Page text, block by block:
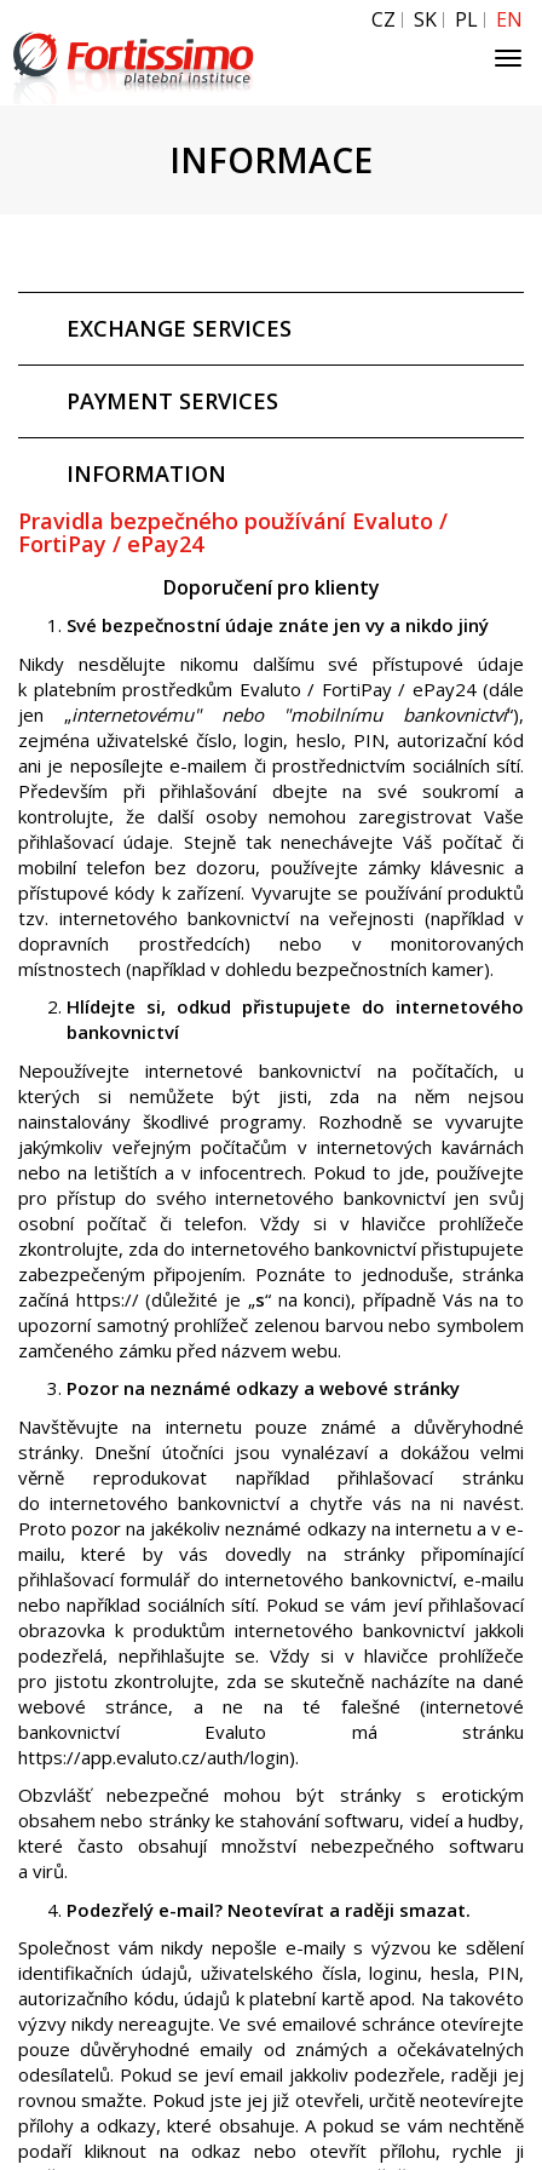
CZ SK PL EN
INFORMACE
EXCHANGE SERVICES
PAYMENT SERVICES
INFORMATION
Pravidla bezpečného používání Evaluto /
FortiPay / ePay24
Doporučení pro klienty
Své bezpečnostní údaje znáte jen vy a nikdo jiný
Nikdy nesdělujte nikomu dalšímu své přístupové údaje
k platebním prostředkům Evaluto / FortiPay / ePay24 (dále
jen „internetovému" nebo "mobilnímu bankovnictví“),
zejména uživatelské číslo, login, heslo, PIN, autorizační kód
ani je neposílejte e-mailem či prostřednictvím sociálních sítí.
Především při přihlašování dbejte na své soukromí a
kontrolujte, že další osoby nemohou zaregistrovat Vaše
přihlašovací údaje. Stejně tak nenechávejte Váš počítač či
mobilní telefon bez dozoru, používejte zámky klávesnic a
přístupové kódy k zařízení. Vyvarujte se používání produktů
tzv. internetového bankovnictví na veřejnosti (například v
dopravních prostředcích) nebo v monitorovaných
místnostech (například v dohledu bezpečnostních kamer).
Hlídejte si, odkud přistupujete do internetového
bankovnictví
Nepoužívejte internetové bankovnictví na počítačích, u
kterých si nemůžete být jisti, zda na něm nejsou
nainstalovány škodlivé programy. Rozhodně se vyvarujte
jakýmkoliv veřejným počítačům v internetových kavárnách
nebo na letištích a v infocentrech. Pokud to jde, používejte
pro přístup do svého internetového bankovnictví jen svůj
osobní počítač či telefon. Vždy si v hlavičce prohlížeče
zkontrolujte, zda do internetového bankovnictví přistupujete
zabezpečeným připojením. Poznáte to jednoduše, stránka
začíná https:// (důležité je „s“ na konci), případně Vás na to
upozorní samotný prohlížeč zelenou barvou nebo symbolem
zamčeného zámku před názvem webu.
Pozor na neznámé odkazy a webové stránky
Navštěvujte na internetu pouze známé a důvěryhodné
stránky. Dnešní útočníci jsou vynalézaví a dokážou velmi
věrně reprodukovat například přihlašovací stránku
do internetového bankovnictví a chytře vás na ni navést.
Proto pozor na jakékoliv neznámé odkazy na internetu a v e-
mailu, které by vás dovedly na stránky připomínající
přihlašovací formulář do internetového bankovnictví, e-mailu
nebo například sociálních sítí. Pokud se vám jeví přihlašovací
obrazovka k produktům internetového bankovnictví jakkoli
podezřelá, nepřihlašujte se. Vždy si v hlavičce prohlížeče
pro jistotu zkontrolujte, zda se skutečně nacházíte na dané
webové stránce, a ne na té falešné (internetové
bankovnictví Evaluto má stránku
https://app.evaluto.cz/auth/login).
Obzvlášť nebezpečné mohou být stránky s erotickým
obsahem nebo stránky ke stahování softwaru, videí a hudby,
které často obsahují množství nebezpečného softwaru
a virů.
Podezřelý e-mail? Neotevírat a raději smazat.
Společnost vám nikdy nepošle e-maily s výzvou ke sdělení
identifikačních údajů, uživatelského čísla, loginu, hesla, PIN,
autorizačního kódu, údajů k platební kartě apod. Na takovéto
výzvy nikdy nereagujte. Ve své emailové schránce otevírejte
pouze důvěryhodné emaily od známých a očekávatelných
odesílatelů. Pokud se jeví email jakkoliv podezřele, raději jej
rovnou smažte. Pokud jste jej již otevřeli, určitě neotevírejte
přílohy a odkazy, které obsahuje. A pokud se vám nechtěně
podaří kliknout na odkaz nebo otevřít přílohu, rychle ji